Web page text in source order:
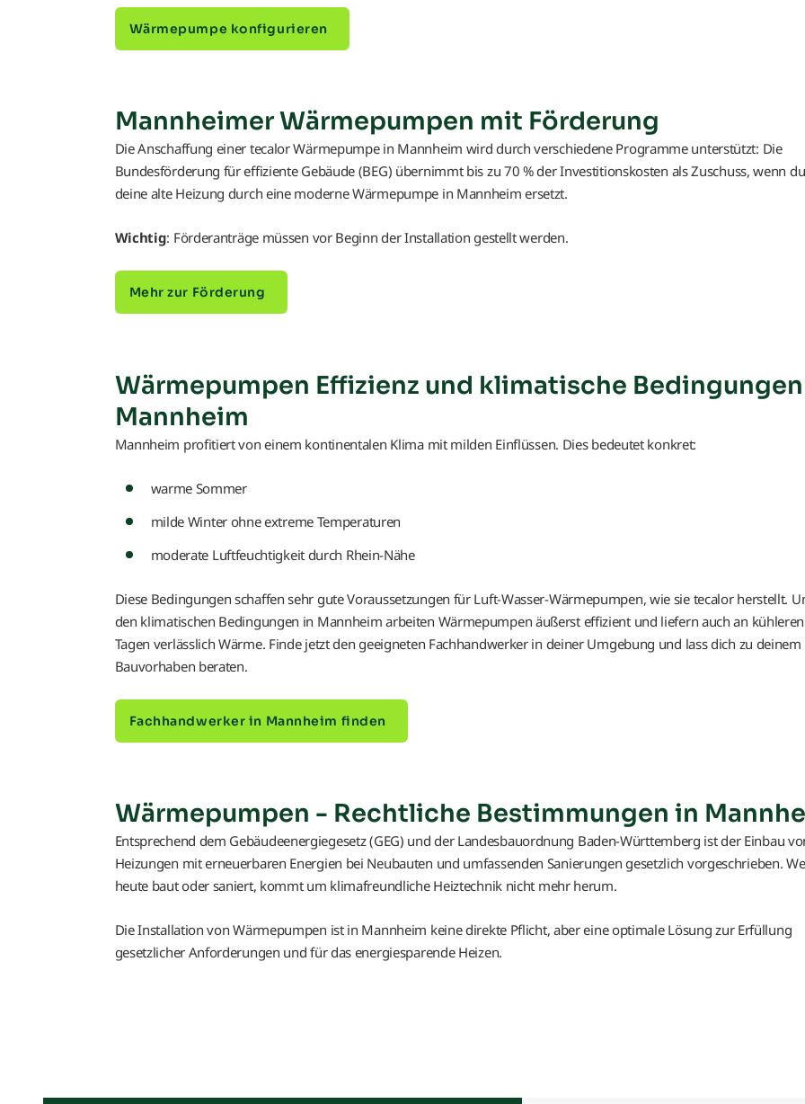
Wärmepumpe konfigurieren
Mannheimer Wärmepumpen mit Förderung
Die Anschaffung einer tecalor Wärmepumpe in Mannheim wird durch verschiedene Programme unterstützt: Die
Bundesförderung für effiziente Gebäude (BEG) übernimmt bis zu 70 % der Investitionskosten als Zuschuss, wenn du
deine alte Heizung durch eine moderne Wärmepumpe in Mannheim ersetzt.
Wichtig: Förderanträge müssen vor Beginn der Installation gestellt werden.
Mehr zur Förderung
Wärmepumpen Effizienz und klimatische
Mannheim
Mannheim profitiert von einem kontinentalen Klima mit milden Einflüssen. Dies bedeutet konkret:
warme Sommer
milde Winter ohne extreme Temperaturen
moderate Luftfeuchtigkeit durch Rhein-Nähe
Diese Bedingungen schaffen sehr gute Voraussetzungen für Luft-Wasser-Wärmepumpen, wie sie tecalor herstellt.
den klimatischen Bedingungen in Mannheim arbeiten Wärmepumpen äußerst effizient und liefern auch an kühleren
Tagen verlässlich Wärme. Finde jetzt den geeigneten Fachhandwerker in deiner Umgebung und lass dich zu deinem
Bauvorhaben beraten.
Fachhandwerker in Mannheim finden
Wärmepumpen - Rechtliche Bestimmungen in
Entsprechend dem Gebäudeenergiegesetz (GEG) und der Landesbauordnung Baden-Württemberg ist der Einbau
Heizungen mit erneuerbaren Energien bei Neubauten und umfassenden Sanierungen gesetzlich vorgeschrieben.
heute baut oder saniert, kommt um klimafreundliche Heiztechnik nicht mehr herum.
Die Installation von Wärmepumpen ist in Mannheim keine direkte Pflicht, aber eine optimale Lösung zur Erfüllung
gesetzlicher Anforderungen und für das energiesparende Heizen.